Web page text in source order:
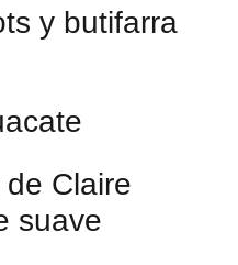
y butifarra
Claire
suave